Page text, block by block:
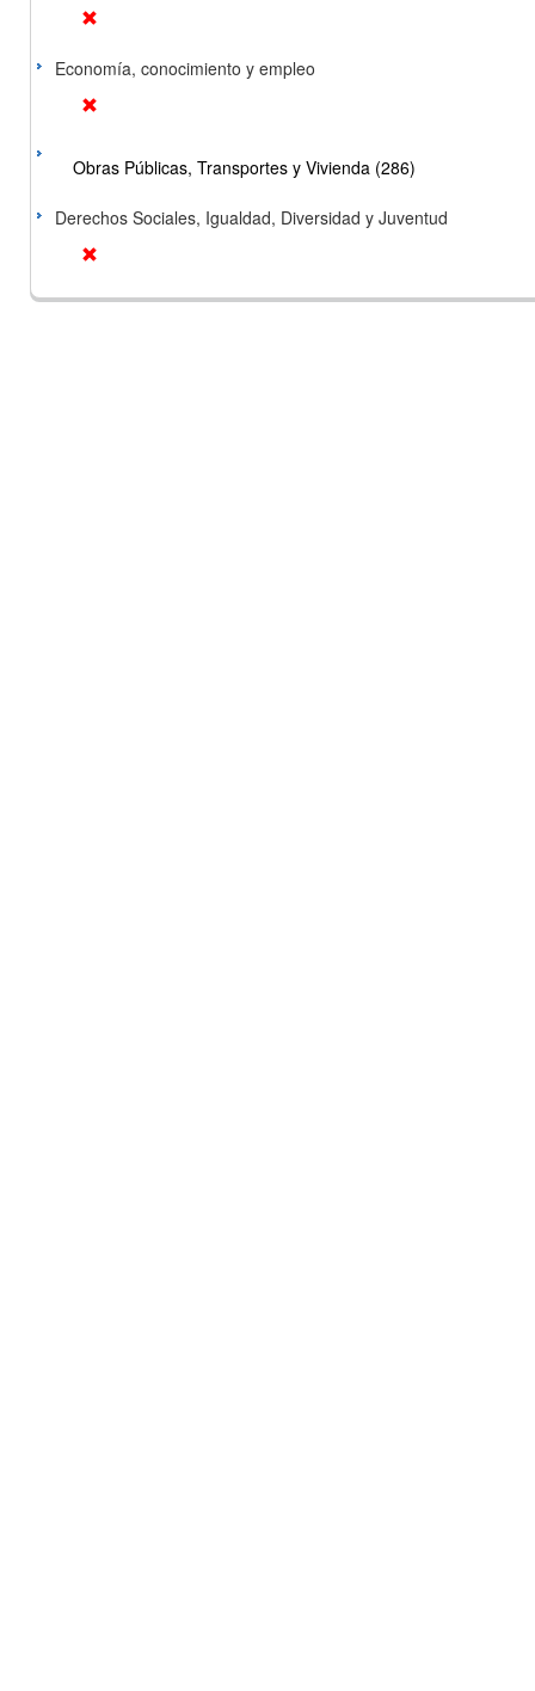
Economía, conocimiento y empleo
Obras Públicas, Transportes y Vivienda (286)
Derechos Sociales, Igualdad, Diversidad y Juventud